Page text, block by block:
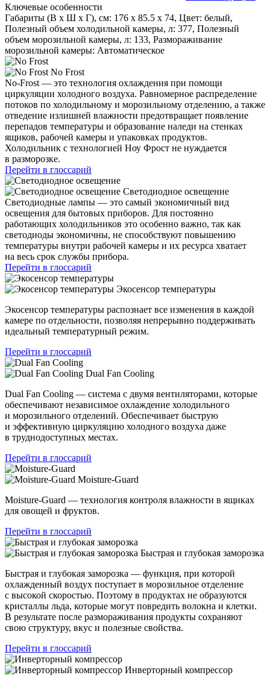
Ключевые особенности
Габариты (В х Ш х Г), см: 176 х 85.5 х 74, Цвет: белый,
Полезный объем холодильной камеры, л: 377, Полезный
объем морозильной камеры, л: 133, Размораживание
морозильной камеры: Автоматическое
No Frost
No-Frost — это технология охлаждения при помощи
циркуляции холодного воздуха. Равномерное распределение
потоков по холодильному и морозильному отделению, а также
отведение излишней влажности предотвращает появление
перепадов температуры и образование наледи на стенках
ящиков, рабочей камеры и упаковках продуктов.
Холодильник с технологией Ноу Фрост не нуждается
в разморозке.
Перейти в глоссарий
Светодиодное освещение
Светодиодные лампы — это самый экономичный вид
освещения для бытовых приборов. Для постоянно
работающих холодильников это особенно важно, так как
светодиоды экономичны, не способствуют повышению
температуры внутри рабочей камеры и их ресурса хватает
на весь срок службы прибора.
Перейти в глоссарий
Экосенсор температуры
Экосенсор температуры распознает все изменения в каждой
камере по отдельности, позволяя непрерывно поддерживать
идеальный температурный режим.
Перейти в глоссарий
Dual Fan Cooling
Dual Fan Cooling — система с двумя вентиляторами, которые
обеспечивают независимое охлаждение холодильного
и морозильного отделений. Обеспечивает быструю
и эффективную циркуляцию холодного воздуха даже
в труднодоступных местах.
Перейти в глоссарий
Moisture-Guard
Moisture-Guard — технология контроля влажности в ящиках
для овощей и фруктов.
Перейти в глоссарий
Быстрая и глубокая заморозка
Быстрая и глубокая заморозка — функция, при которой
охлажденный воздух поступает в морозильное отделение
с высокой скоростью. Поэтому в продуктах не образуются
кристаллы льда, которые могут повредить волокна и клетки.
В результате после размораживания продукты сохраняют
свою структуру, вкус и полезные свойства.
Перейти в глоссарий
Инверторный компрессор